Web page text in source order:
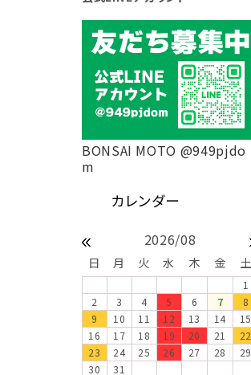
BONSAI MOTO @949pjdo
m
2026/08
日 月 火 水 木 金 土
1
2
3 4 5 6 7
8
9
10 11 12 13 14
15
16
17 18 19 20 21
22
23
24 25 26 27 28
29
30
31